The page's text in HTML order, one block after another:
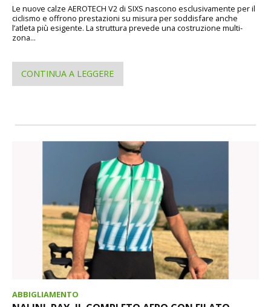
Le nuove calze AEROTECH V2 di SIXS nascono esclusivamente per il
ciclismo e offrono prestazioni su misura per soddisfare anche
l’atleta più esigente. La struttura prevede una costruzione multi-
zona...
CONTINUA A LEGGERE
ABBIGLIAMENTO